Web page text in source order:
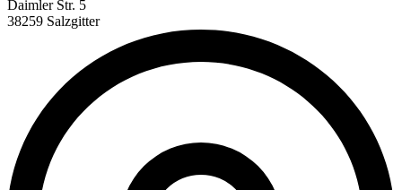
Daimler Str. 5
38259 Salzgitter